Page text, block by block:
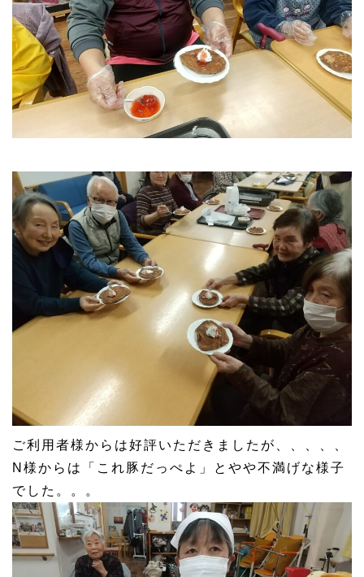
ご利用者様からは好評いただきましたが、、、、、
N様からは「これ豚だっぺよ」とやや不満げな様子
でした。。。